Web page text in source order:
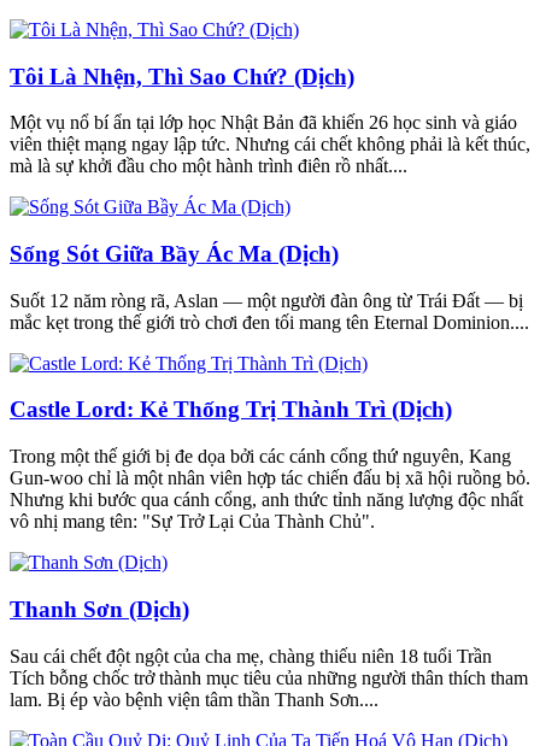
Tôi Là Nhện, Thì Sao Chứ? (Dịch)
Một vụ nổ bí ẩn tại lớp học Nhật Bản đã khiến 26 học sinh và giáo
viên thiệt mạng ngay lập tức. Nhưng cái chết không phải là kết thúc,
mà là sự khởi đầu cho một hành trình điên rồ nhất....
Sống Sót Giữa Bầy Ác Ma (Dịch)
Suốt 12 năm ròng rã, Aslan — một người đàn ông từ Trái Đất — bị
mắc kẹt trong thế giới trò chơi đen tối mang tên Eternal Dominion....
Castle Lord: Kẻ Thống Trị Thành Trì (Dịch)
Trong một thế giới bị đe dọa bởi các cánh cổng thứ nguyên, Kang
Gun-woo chỉ là một nhân viên hợp tác chiến đấu bị xã hội ruồng bỏ.
Nhưng khi bước qua cánh cổng, anh thức tỉnh năng lượng độc nhất
vô nhị mang tên: "Sự Trở Lại Của Thành Chủ".
Thanh Sơn (Dịch)
Sau cái chết đột ngột của cha mẹ, chàng thiếu niên 18 tuổi Trần
Tích bỗng chốc trở thành mục tiêu của những người thân thích tham
lam. Bị ép vào bệnh viện tâm thần Thanh Sơn....